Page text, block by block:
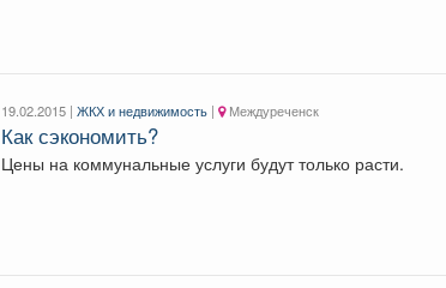
19.02.2015 |ЖКХ и недвижимость | Междуреченск
Как сэкономить?
Цены на коммунальные услуги будут только расти.